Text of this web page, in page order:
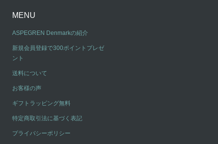
MENU
ASPEGREN Denmarkの紹介
新規会員登録で300ポイントプレゼ
ント
送料について
お客様の声
ギフトラッピング無料
特定商取引法に基づく表記
プライバシーポリシー